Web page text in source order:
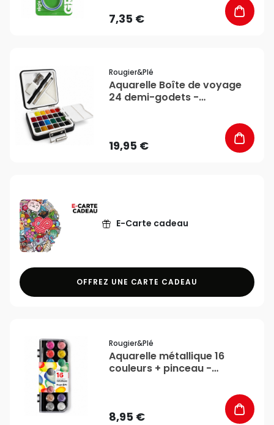
7,35 €
Rougier&plé
Aquarelle Boîte de voyage
24 demi-godets -
19,95 €
E-Carte cadeau
OFFREZ UNE CARTE CADEAU
Rougier&plé
Aquarelle métallique 16
couleurs + pinceau -
8,95 €